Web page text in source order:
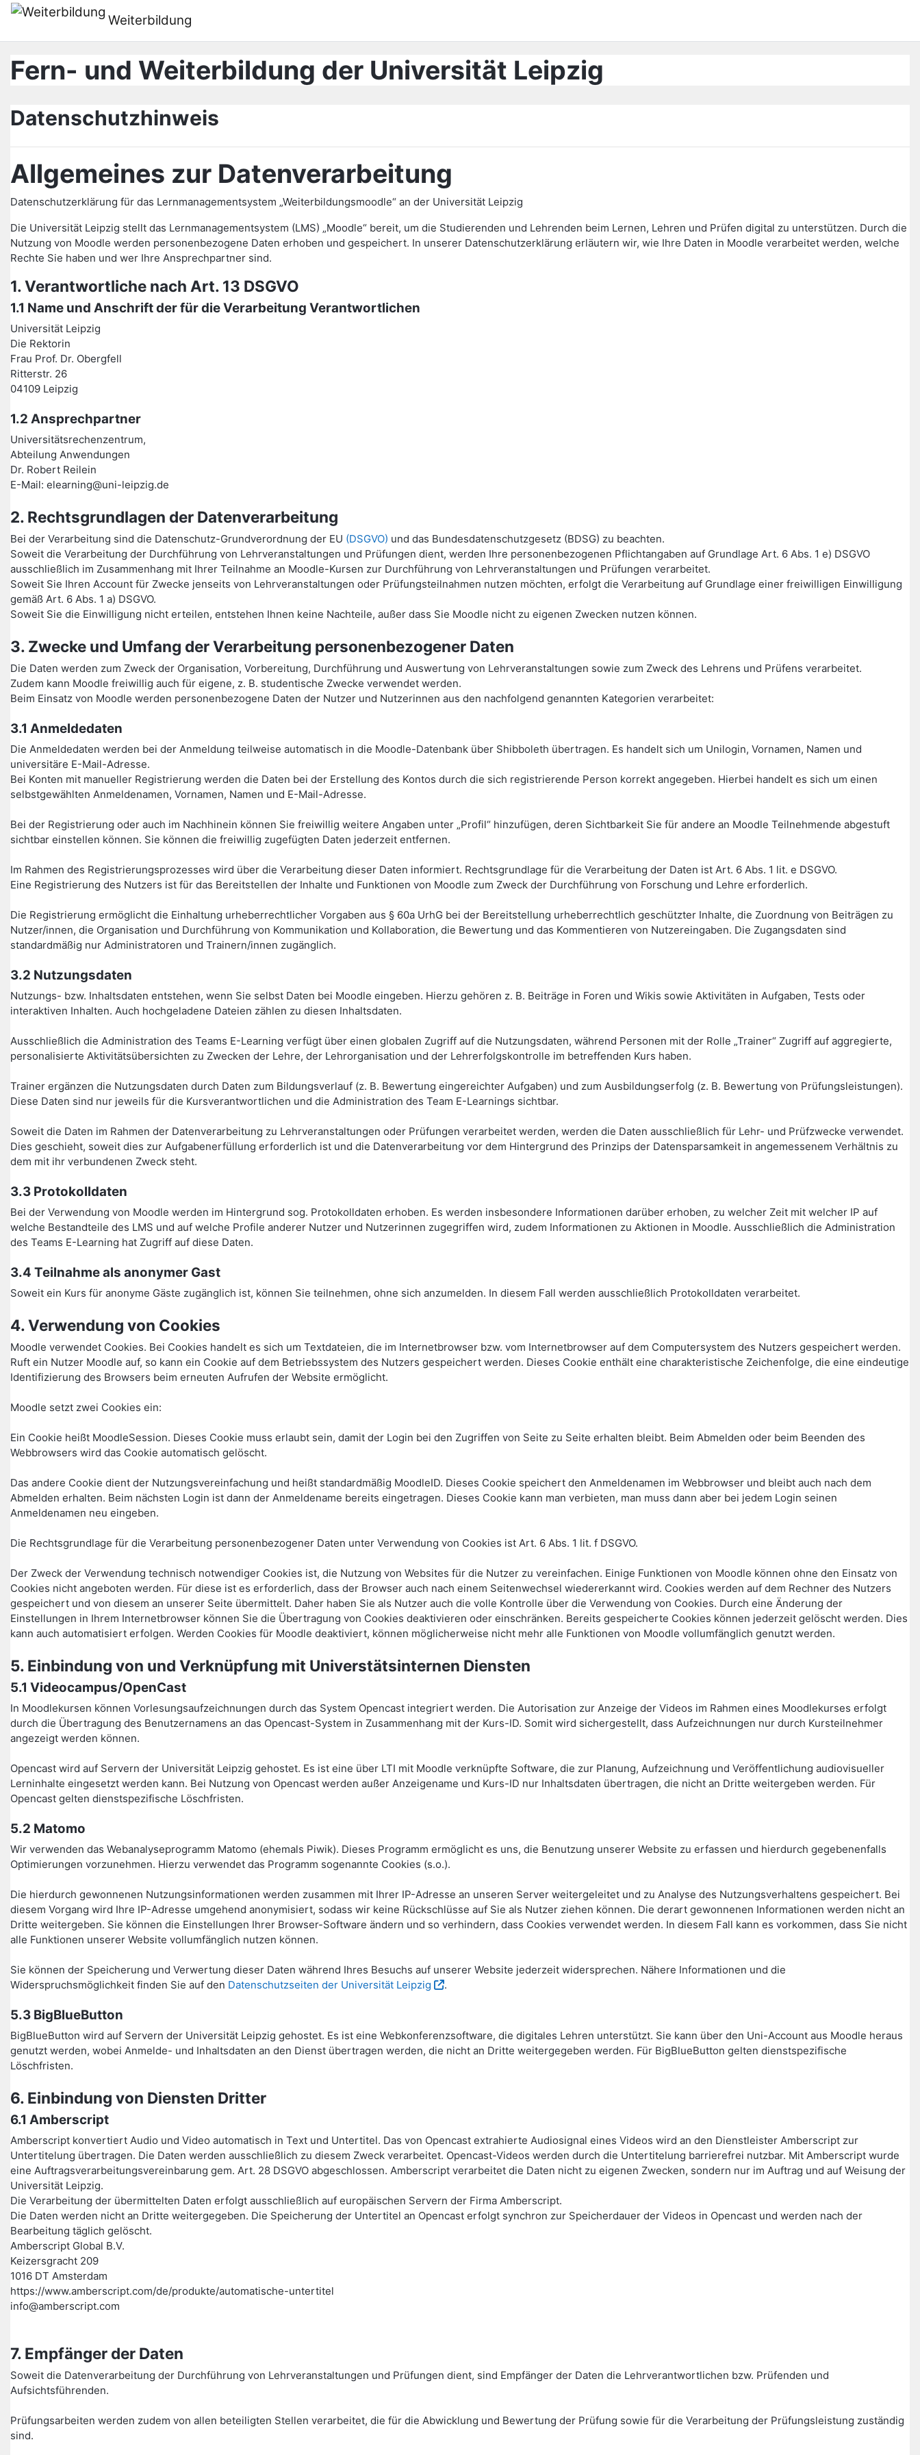
Skip to main content
Weiterbildung
Fern- und Weiterbildung der Universität Leipzig
Datenschutzhinweis
Allgemeines zur Datenverarbeitung
Datenschutzerklärung für das Lernmanagementsystem „Weiterbildungsmoodle“ an der Universität Leipzig
Die Universität Leipzig stellt das Lernmanagementsystem (LMS) „Moodle“ bereit, um die Studierenden und Lehrenden beim Lernen, Lehren und Prüfen digital zu unterstützen. Durch die
Nutzung von Moodle werden personenbezogene Daten erhoben und gespeichert. In unserer Datenschutzerklärung erläutern wir, wie Ihre Daten in Moodle verarbeitet werden, welche
Rechte Sie haben und wer Ihre Ansprechpartner sind.
1. Verantwortliche nach Art. 13 DSGVO
1.1 Name und Anschrift der für die Verarbeitung Verantwortlichen
Universität Leipzig
Die Rektorin
Frau Prof. Dr. Obergfell
Ritterstr. 26
04109 Leipzig
1.2 Ansprechpartner
Universitätsrechenzentrum,
Abteilung Anwendungen
Dr. Robert Reilein
E-Mail: elearning@uni-leipzig.de
2. Rechtsgrundlagen der Datenverarbeitung
Bei der Verarbeitung sind die Datenschutz-Grundverordnung der EU (DSGVO) und das Bundesdatenschutzgesetz (BDSG) zu beachten.
Soweit die Verarbeitung der Durchführung von Lehrveranstaltungen und Prüfungen dient, werden Ihre personenbezogenen Pflichtangaben auf Grundlage Art. 6 Abs. 1 e) DSGVO
ausschließlich im Zusammenhang mit Ihrer Teilnahme an Moodle-Kursen zur Durchführung von Lehrveranstaltungen und Prüfungen verarbeitet.
Soweit Sie Ihren Account für Zwecke jenseits von Lehrveranstaltungen oder Prüfungsteilnahmen nutzen möchten, erfolgt die Verarbeitung auf Grundlage einer freiwilligen Einwilligung
gemäß Art. 6 Abs. 1 a) DSGVO.
Soweit Sie die Einwilligung nicht erteilen, entstehen Ihnen keine Nachteile, außer dass Sie Moodle nicht zu eigenen Zwecken nutzen können.
3. Zwecke und Umfang der Verarbeitung personenbezogener Daten
Die Daten werden zum Zweck der Organisation, Vorbereitung, Durchführung und Auswertung von Lehrveranstaltungen sowie zum Zweck des Lehrens und Prüfens verarbeitet.
Zudem kann Moodle freiwillig auch für eigene, z. B. studentische Zwecke verwendet werden.
Beim Einsatz von Moodle werden personenbezogene Daten der Nutzer und Nutzerinnen aus den nachfolgend genannten Kategorien verarbeitet:
3.1 Anmeldedaten
Die Anmeldedaten werden bei der Anmeldung teilweise automatisch in die Moodle-Datenbank über Shibboleth übertragen. Es handelt sich um Unilogin, Vornamen, Namen und
universitäre E-Mail-Adresse.
Bei Konten mit manueller Registrierung werden die Daten bei der Erstellung des Kontos durch die sich registrierende Person korrekt angegeben. Hierbei handelt es sich um einen
selbstgewählten Anmeldenamen, Vornamen, Namen und E-Mail-Adresse.
Bei der Registrierung oder auch im Nachhinein können Sie freiwillig weitere Angaben unter „Profil“ hinzufügen, deren Sichtbarkeit Sie für andere an Moodle Teilnehmende abgestuft
sichtbar einstellen können. Sie können die freiwillig zugefügten Daten jederzeit entfernen.
Im Rahmen des Registrierungsprozesses wird über die Verarbeitung dieser Daten informiert. Rechtsgrundlage für die Verarbeitung der Daten ist Art. 6 Abs. 1 lit. e DSGVO.
Eine Registrierung des Nutzers ist für das Bereitstellen der Inhalte und Funktionen von Moodle zum Zweck der Durchführung von Forschung und Lehre erforderlich.
Die Registrierung ermöglicht die Einhaltung urheberrechtlicher Vorgaben aus § 60a UrhG bei der Bereitstellung urheberrechtlich geschützter Inhalte, die Zuordnung von Beiträgen zu
Nutzer/innen, die Organisation und Durchführung von Kommunikation und Kollaboration, die Bewertung und das Kommentieren von Nutzereingaben. Die Zugangsdaten sind
standardmäßig nur Administratoren und Trainern/innen zugänglich.
3.2 Nutzungsdaten
Nutzungs- bzw. Inhaltsdaten entstehen, wenn Sie selbst Daten bei Moodle eingeben. Hierzu gehören z. B. Beiträge in Foren und Wikis sowie Aktivitäten in Aufgaben, Tests oder
interaktiven Inhalten. Auch hochgeladene Dateien zählen zu diesen Inhaltsdaten.
Ausschließlich die Administration des Teams E-Learning verfügt über einen globalen Zugriff auf die Nutzungsdaten, während Personen mit der Rolle „Trainer“ Zugriff auf aggregierte,
personalisierte Aktivitätsübersichten zu Zwecken der Lehre, der Lehrorganisation und der Lehrerfolgskontrolle im betreffenden Kurs haben.
Trainer ergänzen die Nutzungsdaten durch Daten zum Bildungsverlauf (z. B. Bewertung eingereichter Aufgaben) und zum Ausbildungserfolg (z. B. Bewertung von Prüfungsleistungen).
Diese Daten sind nur jeweils für die Kursverantwortlichen und die Administration des Team E-Learnings sichtbar.
Soweit die Daten im Rahmen der Datenverarbeitung zu Lehrveranstaltungen oder Prüfungen verarbeitet werden, werden die Daten ausschließlich für Lehr- und Prüfzwecke verwendet.
Dies geschieht, soweit dies zur Aufgabenerfüllung erforderlich ist und die Datenverarbeitung vor dem Hintergrund des Prinzips der Datensparsamkeit in angemessenem Verhältnis zu
dem mit ihr verbundenen Zweck steht.
3.3 Protokolldaten
Bei der Verwendung von Moodle werden im Hintergrund sog. Protokolldaten erhoben. Es werden insbesondere Informationen darüber erhoben, zu welcher Zeit mit welcher IP auf
welche Bestandteile des LMS und auf welche Profile anderer Nutzer und Nutzerinnen zugegriffen wird, zudem Informationen zu Aktionen in Moodle. Ausschließlich die Administration
des Teams E-Learning hat Zugriff auf diese Daten.
3.4 Teilnahme als anonymer Gast
Soweit ein Kurs für anonyme Gäste zugänglich ist, können Sie teilnehmen, ohne sich anzumelden. In diesem Fall werden ausschließlich Protokolldaten verarbeitet.
4. Verwendung von Cookies
Moodle verwendet Cookies. Bei Cookies handelt es sich um Textdateien, die im Internetbrowser bzw. vom Internetbrowser auf dem Computersystem des Nutzers gespeichert werden.
Ruft ein Nutzer Moodle auf, so kann ein Cookie auf dem Betriebssystem des Nutzers gespeichert werden. Dieses Cookie enthält eine charakteristische Zeichenfolge, die eine eindeutige
Identifizierung des Browsers beim erneuten Aufrufen der Website ermöglicht.
Moodle setzt zwei Cookies ein:
Ein Cookie heißt MoodleSession. Dieses Cookie muss erlaubt sein, damit der Login bei den Zugriffen von Seite zu Seite erhalten bleibt. Beim Abmelden oder beim Beenden des
Webbrowsers wird das Cookie automatisch gelöscht.
Das andere Cookie dient der Nutzungsvereinfachung und heißt standardmäßig MoodleID. Dieses Cookie speichert den Anmeldenamen im Webbrowser und bleibt auch nach dem
Abmelden erhalten. Beim nächsten Login ist dann der Anmeldename bereits eingetragen. Dieses Cookie kann man verbieten, man muss dann aber bei jedem Login seinen
Anmeldenamen neu eingeben.
Die Rechtsgrundlage für die Verarbeitung personenbezogener Daten unter Verwendung von Cookies ist Art. 6 Abs. 1 lit. f DSGVO.
Der Zweck der Verwendung technisch notwendiger Cookies ist, die Nutzung von Websites für die Nutzer zu vereinfachen. Einige Funktionen von Moodle können ohne den Einsatz von
Cookies nicht angeboten werden. Für diese ist es erforderlich, dass der Browser auch nach einem Seitenwechsel wiedererkannt wird. Cookies werden auf dem Rechner des Nutzers
gespeichert und von diesem an unserer Seite übermittelt. Daher haben Sie als Nutzer auch die volle Kontrolle über die Verwendung von Cookies. Durch eine Änderung der
Einstellungen in Ihrem Internetbrowser können Sie die Übertragung von Cookies deaktivieren oder einschränken. Bereits gespeicherte Cookies können jederzeit gelöscht werden. Dies
kann auch automatisiert erfolgen. Werden Cookies für Moodle deaktiviert, können möglicherweise nicht mehr alle Funktionen von Moodle vollumfänglich genutzt werden.
5. Einbindung von und Verknüpfung mit Universtätsinternen Diensten
5.1 Videocampus/OpenCast
In Moodlekursen können Vorlesungsaufzeichnungen durch das System Opencast integriert werden. Die Autorisation zur Anzeige der Videos im Rahmen eines Moodlekurses erfolgt
durch die Übertragung des Benutzernamens an das Opencast-System in Zusammenhang mit der Kurs-ID. Somit wird sichergestellt, dass Aufzeichnungen nur durch Kursteilnehmer
angezeigt werden können.
Opencast wird auf Servern der Universität Leipzig gehostet. Es ist eine über LTI mit Moodle verknüpfte Software, die zur Planung, Aufzeichnung und Veröffentlichung audiovisueller
Lerninhalte eingesetzt werden kann. Bei Nutzung von Opencast werden außer Anzeigename und Kurs-ID nur Inhaltsdaten übertragen, die nicht an Dritte weitergeben werden. Für
Opencast gelten dienstspezifische Löschfristen.
5.2 Matomo
Wir verwenden das Webanalyseprogramm Matomo (ehemals Piwik). Dieses Programm ermöglicht es uns, die Benutzung unserer Website zu erfassen und hierdurch gegebenenfalls
Optimierungen vorzunehmen. Hierzu verwendet das Programm sogenannte Cookies (s.o.).
Die hierdurch gewonnenen Nutzungsinformationen werden zusammen mit Ihrer IP-Adresse an unseren Server weitergeleitet und zu Analyse des Nutzungsverhaltens gespeichert. Bei
diesem Vorgang wird Ihre IP-Adresse umgehend anonymisiert, sodass wir keine Rückschlüsse auf Sie als Nutzer ziehen können. Die derart gewonnenen Informationen werden nicht an
Dritte weitergeben. Sie können die Einstellungen Ihrer Browser-Software ändern und so verhindern, dass Cookies verwendet werden. In diesem Fall kann es vorkommen, dass Sie nicht
alle Funktionen unserer Website vollumfänglich nutzen können.
Sie können der Speicherung und Verwertung dieser Daten während Ihres Besuchs auf unserer Website jederzeit widersprechen. Nähere Informationen und die
Widerspruchsmöglichkeit finden Sie auf den Datenschutzseiten der Universität Leipzig .
5.3 BigBlueButton
BigBlueButton wird auf Servern der Universität Leipzig gehostet. Es ist eine Webkonferenzsoftware, die digitales Lehren unterstützt. Sie kann über den Uni-Account aus Moodle heraus
genutzt werden, wobei Anmelde- und Inhaltsdaten an den Dienst übertragen werden, die nicht an Dritte weitergegeben werden. Für BigBlueButton gelten dienstspezifische
Löschfristen.
6. Einbindung von Diensten Dritter
6.1 Amberscript
Amberscript konvertiert Audio und Video automatisch in Text und Untertitel. Das von Opencast extrahierte Audiosignal eines Videos wird an den Dienstleister Amberscript zur
Untertitelung übertragen. Die Daten werden ausschließlich zu diesem Zweck verarbeitet. Opencast-Videos werden durch die Untertitelung barrierefrei nutzbar. Mit Amberscript wurde
eine Auftragsverarbeitungsvereinbarung gem. Art. 28 DSGVO abgeschlossen. Amberscript verarbeitet die Daten nicht zu eigenen Zwecken, sondern nur im Auftrag und auf Weisung der
Universität Leipzig.
Die Verarbeitung der übermittelten Daten erfolgt ausschließlich auf europäischen Servern der Firma Amberscript.
Die Daten werden nicht an Dritte weitergegeben. Die Speicherung der Untertitel an Opencast erfolgt synchron zur Speicherdauer der Videos in Opencast und werden nach der
Bearbeitung täglich gelöscht.
Amberscript Global B.V.
Keizersgracht 209
1016 DT Amsterdam
https://www.amberscript.com/de/produkte/automatische-untertitel
info@amberscript.com
7. Empfänger der Daten
Soweit die Datenverarbeitung der Durchführung von Lehrveranstaltungen und Prüfungen dient, sind Empfänger der Daten die Lehrverantwortlichen bzw. Prüfenden und
Aufsichtsführenden.
Prüfungsarbeiten werden zudem von allen beteiligten Stellen verarbeitet, die für die Abwicklung und Bewertung der Prüfung sowie für die Verarbeitung der Prüfungsleistung zuständig
sind.